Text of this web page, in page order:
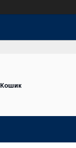
Кошик